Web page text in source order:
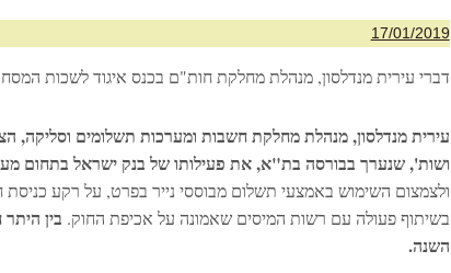
17/01/2019
דברי עירית מנדלסון, מנהלת מחלקת חות"ם בכנס איגוד לשכות
עירית מנדלסון, מנהלת מחלקת חשבות ומערכות תשלומים וסליקה,
ושות', שנערך בבורסה בת"א, את פעילותו של בנק ישראל בתחום
ולצמצום השימוש באמצעי תשלום מבוססי נייר בפרט, על רקע
בשיתוף פעולה עם רשות המיסים שאמונה על אכיפת החוק. בין
השנה.